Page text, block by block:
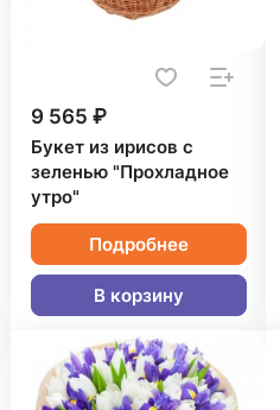
9 565 ₽
Букет из ирисов с
зеленью "Прохладное
утро"
Подробнее
В корзину